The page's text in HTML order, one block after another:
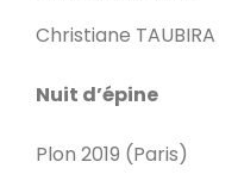
Christiane TAUBIRA
Nuit d’épine
Plon 2019 (Paris)